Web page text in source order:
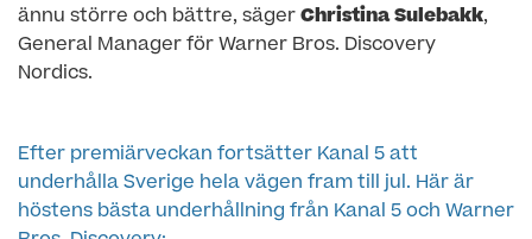
ännu större och bättre, säger Christina Sulebakk,
General Manager för Warner Bros. Discovery
Nordics.
Efter premiärveckan fortsätter Kanal 5 att
underhålla Sverige hela vägen fram till jul. Här är
höstens bästa underhållning från Kanal 5 och Warner